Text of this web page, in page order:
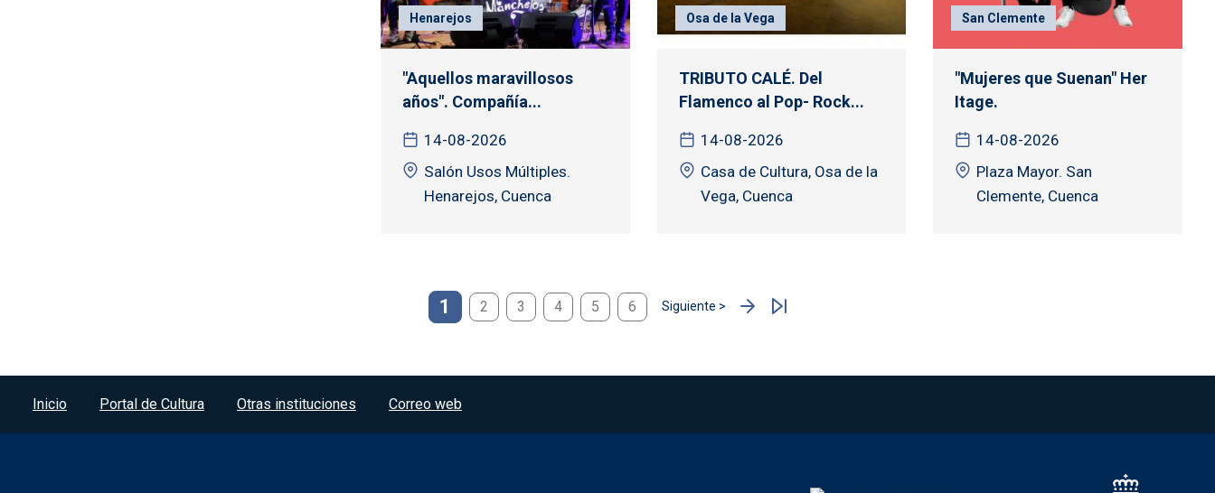
Henarejos
"Aquellos maravillosos
años". Compañía...
14-08-2026
Salón Usos Múltiples.
Henarejos, Cuenca
Osa de la Vega
TRIBUTO CALÉ. Del
Flamenco al Pop- Rock...
14-08-2026
Casa de Cultura, Osa de la
Vega, Cuenca
San Clemente
"Mujeres que Suenan" Her
Itage.
14-08-2026
Plaza Mayor. San
Clemente, Cuenca
1 2 3 4 5 6 Siguiente >
Siguiente página
Menú del pie
Inicio Portal de Cultura Otras instituciones Correo web